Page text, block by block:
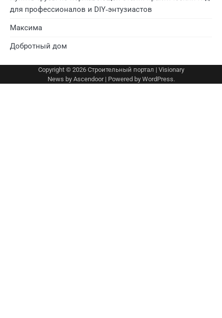
для профессионалов и DIY‑энтузиастов
Максима
Добротный дом
Copyright © 2026 Строительный портал | Visionary
News by Ascendoor| Powered by WordPress.